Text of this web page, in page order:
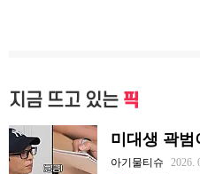
지금 뜨고 있는 픽
미대생 곽범
아기물티슈
2026.